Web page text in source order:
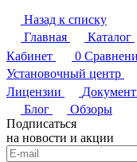
Назад к списку
Главная
Каталог
Кабинет
0
Установочный центр
Лицензии
Блог
Обзоры
Подписаться
на новости и акции